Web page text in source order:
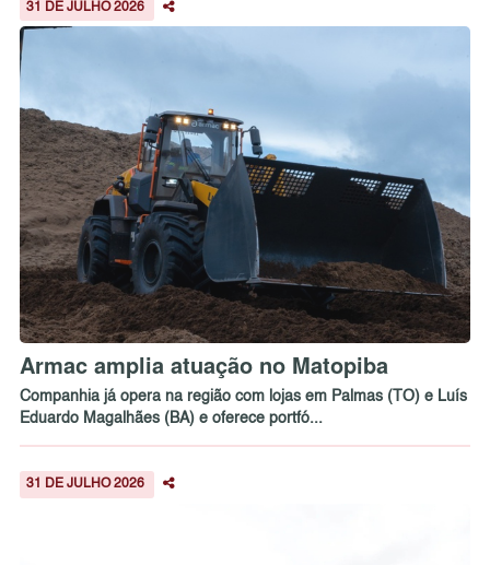
31 DE JULHO 2026
Armac amplia atuação no Matopiba
Companhia já opera na região com lojas em Palmas (TO) e Luís
Eduardo Magalhães (BA) e oferece portfó...
31 DE JULHO 2026